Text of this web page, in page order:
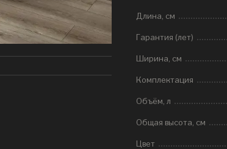
Длина, см
Гарантия (лет)
Ширина, см
Комплектация
Объём, л
Общая высота, см
Цвет